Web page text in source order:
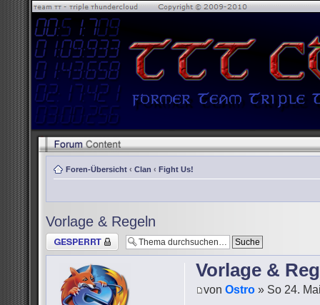
Foren-Übersicht ‹ Clan ‹ Fight Us!
Vorlage & Regeln
Thema gesperrt
Vorlage &
vonOstro » So 24.